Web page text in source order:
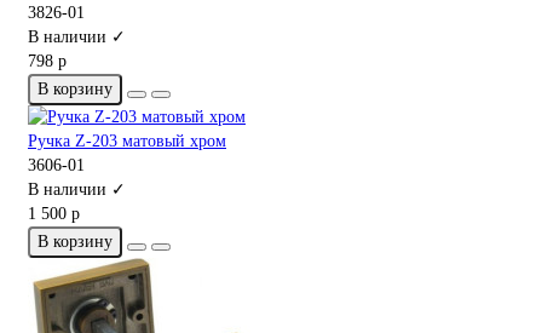
3826-01
В наличии ✓
798 р
В корзину
Ручка Z-203 матовый хром
3606-01
В наличии ✓
1 500 р
В корзину